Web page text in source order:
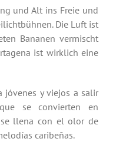
und Alt ins Freie und
Die Luft ist
Bananen vermischt
ist wirklich eine
jóvenes y viejos a salir
se convierten en
llena con el olor de
caribeñas.